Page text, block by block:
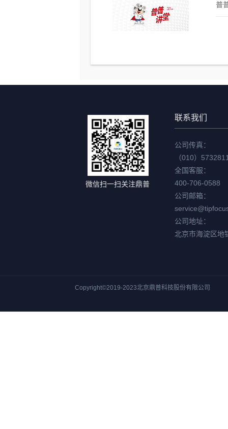
普
微信扫一扫关注鼎普
联系我们
公司传真：
（010）
全国客服：
400-706-0588
公司邮箱：
公司地址：
北京市海淀区地
Copyright©2019-2023北京鼎普科技股份有限公司